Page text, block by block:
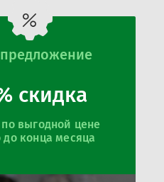
скидка
выгодной цене
до конца месяца